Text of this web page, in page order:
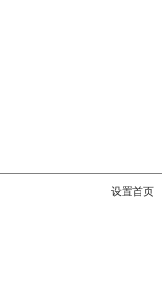
设置首页 -